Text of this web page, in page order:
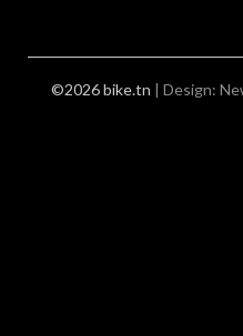
©2026 bike.tn | Design: